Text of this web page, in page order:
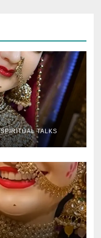
SPIRITUAL TALKS